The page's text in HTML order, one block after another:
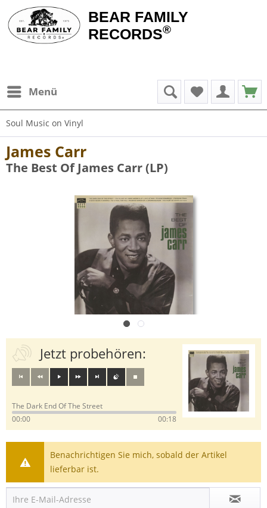
BEAR FAMILY
RECORDS®
Menü
Soul Music on Vinyl
James Carr
The Best Of James Carr (LP)
Jetzt probehören:
The Dark End Of The Street
00:00
00:18
Benachrichtigen Sie mich, sobald der Artikel
lieferbar ist.